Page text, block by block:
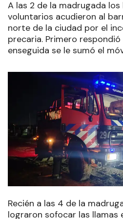
A las 2 de la madrugada
voluntarios acudieron al
norte de la ciudad por el
precaria. Primero
enseguida se le sumó el
Recién a las 4 de la
lograron sofocar las llamas